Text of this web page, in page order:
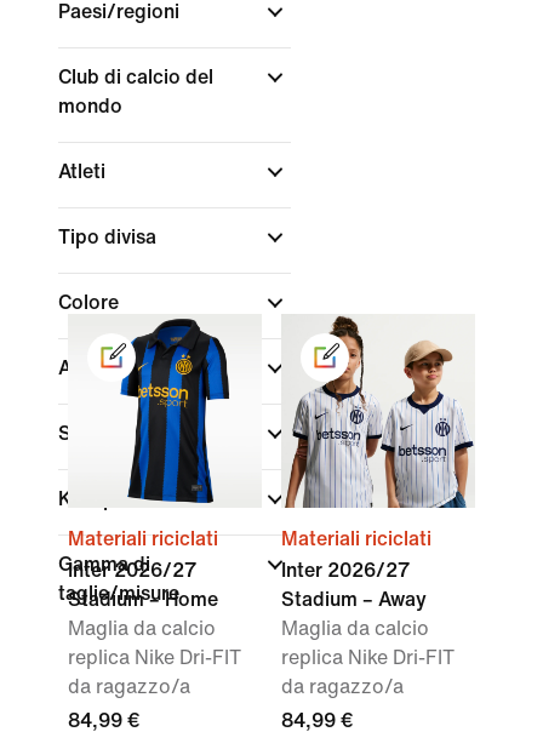
Paesi/regioni
Club di calcio del
mondo
Atleti
Tipo divisa
Colore
Acquista per prezzo
Sconti e offerte
Kids per età
Gamma di
taglie/misure
Materiali riciclati
Inter 2026/27
Stadium – Home
Maglia da calcio
replica Nike Dri-FIT
da ragazzo/a
84,99 €
Materiali riciclati
Inter 2026/27
Stadium – Away
Maglia da calcio
replica Nike Dri-FIT
da ragazzo/a
84,99 €